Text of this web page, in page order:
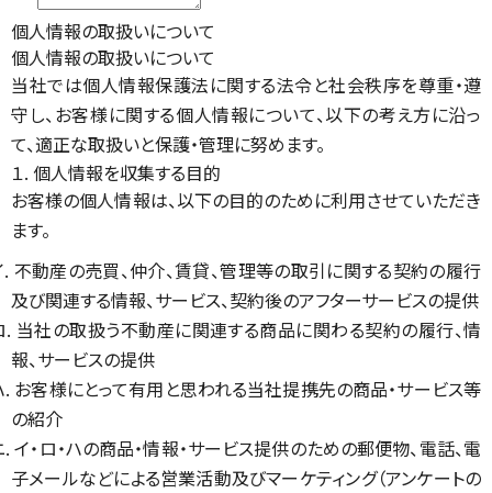
個人情報の取扱いについて
個人情報の取扱いについて
当社では個人情報保護法に関する法令と社会秩序を尊重・遵
守し、お客様に関する個人情報について、以下の考え方に沿っ
て、適正な取扱いと保護・管理に努めます。
１. 個人情報を収集する目的
お客様の個人情報は、以下の目的のために利用させていただき
ます。
. 不動産の売買、仲介、賃貸、管理等の取引に関する契約の履行
及び関連する情報、サービス、契約後のアフターサービスの提供
. 当社の取扱う不動産に関連する商品に関わる契約の履行、情
報、サービスの提供
. お客様にとって有用と思われる当社提携先の商品・サービス等
の紹介
. イ・ロ・ハの商品・情報・サービス提供のための郵便物、電話、電
子メールなどによる営業活動及びマーケティング（アンケートの